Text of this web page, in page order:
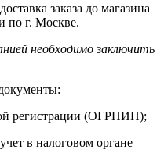
заказа до магазина
по г. Москве.
необходимо заключить
регистрации (ОГРНИП);
в налоговом органе